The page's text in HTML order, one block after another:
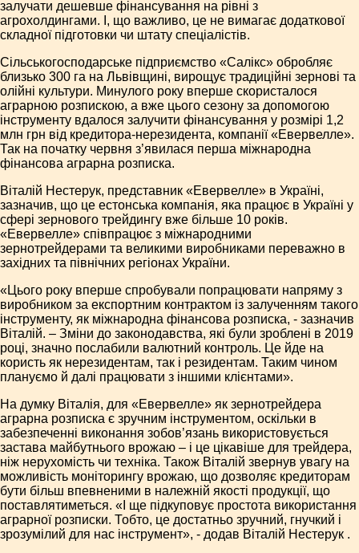
залучати дешевше фінансування на рівні з
агрохолдингами. І, що важливо, це не вимагає додаткової
складної підготовки чи штату спеціалістів.
Сільськогосподарське підприємство «Салікс» обробляє
близько 300 га на Львівщині, вирощує традиційні зернові та
олійні культури. Минулого року вперше скористалося
аграрною розпискою, а вже цього сезону за допомогою
інструменту вдалося залучити фінансування у розмірі 1,2
млн грн від кредитора-нерезидента, компанії «Евервелле».
Так на початку червня з’явилася перша міжнародна
фінансова аграрна розписка.
Віталій Нестерук, представник «Евервелле» в Україні,
зазначив, що це естонська компанія, яка працює в Україні у
сфері зернового трейдингу вже більше 10 років.
«Евервелле» співпрацює з міжнародними
зернотрейдерами та великими виробниками переважно в
західних та північних регіонах України.
«Цього року вперше спробували попрацювати напряму з
виробником за експортним контрактом із залученням такого
інструменту, як міжнародна фінансова розписка, - зазначив
Віталій. – Зміни до законодавства, які були зроблені в 2019
році, значно послабили валютний контроль. Це йде на
користь як нерезидентам, так і резидентам. Таким чином
плануємо й далі працювати з іншими клієнтами».
На думку Віталія, для «Евервелле» як зернотрейдера
аграрна розписка є зручним інструментом, оскільки в
забезпеченні виконання зобов’язань використовується
застава майбутнього врожаю – і це цікавіше для трейдера,
ніж нерухомість чи техніка. Також Віталій звернув увагу на
можливість моніторингу врожаю, що дозволяє кредиторам
бути більш впевненими в належній якості продукції, що
поставлятиметься. «І ще підкуповує простота використання
аграрної розписки. Тобто, це достатньо зручний, гнучкий і
зрозумілий для нас інструмент», - додав Віталій Нестерук .